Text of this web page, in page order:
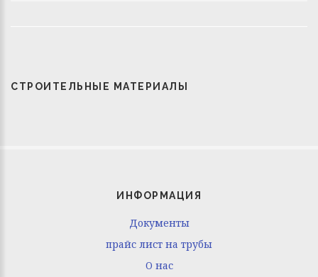
СТРОИТЕЛЬНЫЕ МАТЕРИАЛЫ
ИНФОРМАЦИЯ
Документы
прайс лист на трубы
O нас